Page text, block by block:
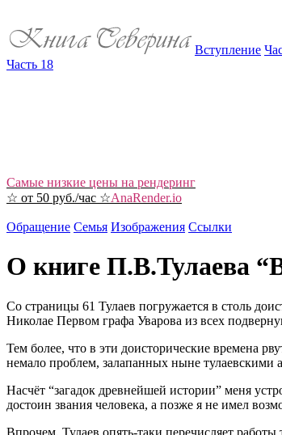
Вступление
Часть 18
Самые низкие цены на рендеринг
☆ от 50 руб./час ☆AnaRender.io
Обращение Семья Изображения Ссылки
О книге П.В.Тулаева
Со страницы 61 Тулаев погружается в столь
Николае Первом графа Уварова из всех
Тем более, что в эти доисторические времена
немало проблем, залапанных ныне тулаевскими
Насчёт “загадок древнейшей истории” меня
достоин звания человека, а позже я не имел
Впрочем, Тулаев опять-таки перечисляет